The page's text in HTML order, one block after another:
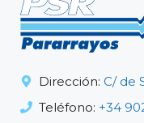
Dirección: C/ de
Teléfono: +34